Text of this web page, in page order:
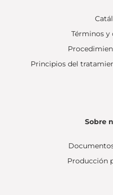
Términos y
Principios del
Sobre
Producción